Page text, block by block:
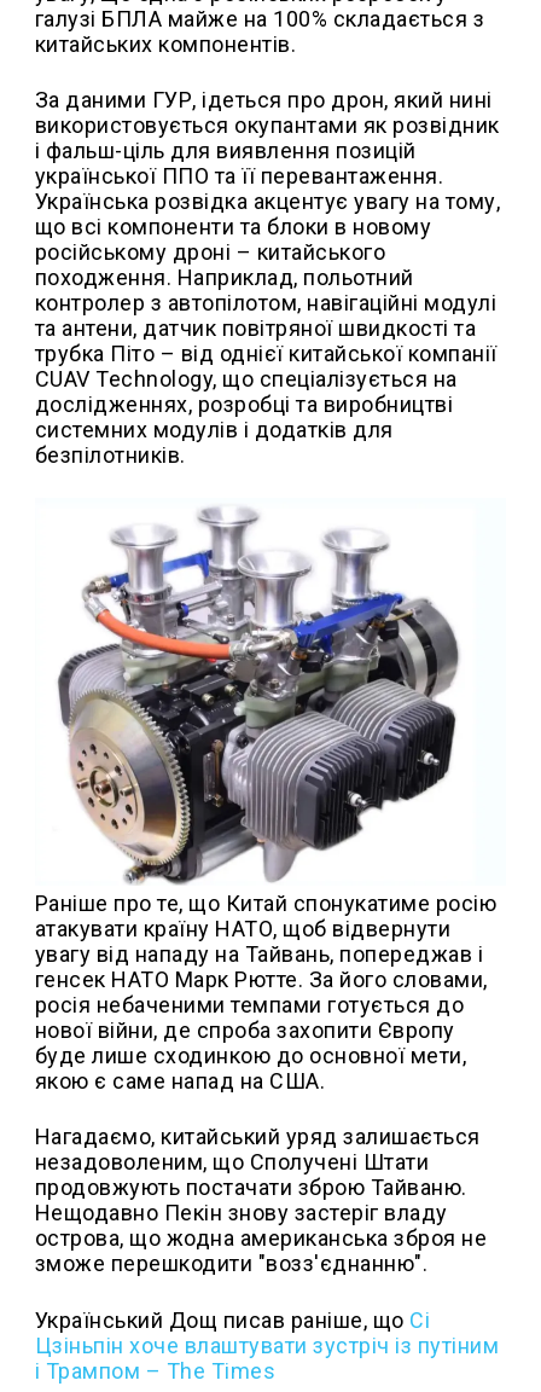
галузі БПЛА майже на 100% складається з
китайських компонентів.
За даними ГУР, ідеться про дрон, який нині
використовується окупантами як розвідник
і фальш-ціль для виявлення позицій
української ППО та її перевантаження.
Українська розвідка акцентує увагу на тому,
що всі компоненти та блоки в новому
російському дроні – китайського
походження. Наприклад, польотний
контролер з автопілотом, навігаційні модулі
та антени, датчик повітряної швидкості та
трубка Піто – від однієї китайської компанії
CUAV Technology, що спеціалізується на
дослідженнях, розробці та виробництві
системних модулів і додатків для
безпілотників.
Раніше про те, що Китай спонукатиме росію
атакувати країну НАТО, щоб відвернути
увагу від нападу на Тайвань, попереджав і
генсек НАТО Марк Рютте. За його словами,
росія небаченими темпами готується до
нової війни, де спроба захопити Європу
буде лише сходинкою до основної мети,
якою є саме напад на США.
Нагадаємо, китайський уряд залишається
незадоволеним, що Сполучені Штати
продовжують постачати зброю Тайваню.
Нещодавно Пекін знову застеріг владу
острова, що жодна американська зброя не
зможе перешкодити "возз'єднанню".
Український Дощ писав раніше, що Сі
Цзіньпін хоче влаштувати зустріч із путіним
і Трампом – The Times